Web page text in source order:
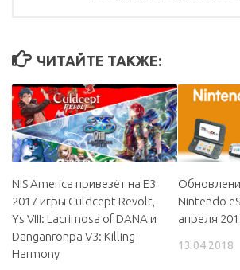
ЧИТАЙТЕ ТАКЖЕ:
NIS America привезёт на E3
2017 игры Culdcept Revolt,
Ys VIII: Lacrimosa of DANA и
Danganronpa V3: Killing
Harmony
Nintendo
апреля
13.04.2018